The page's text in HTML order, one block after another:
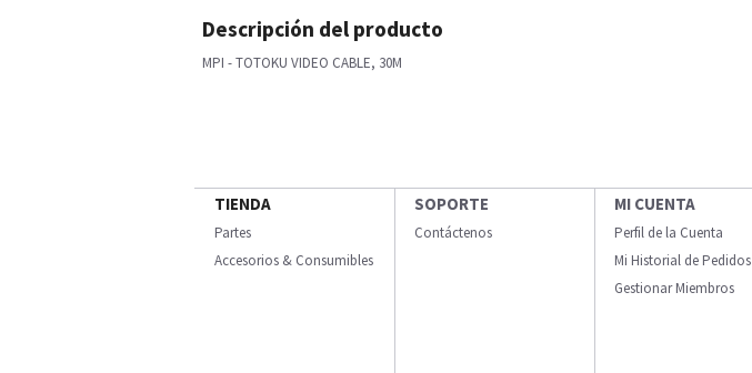
Descripción del producto
MPI - TOTOKU VIDEO CABLE, 30M
TIENDA
Partes
Accesorios & Consumibles
SOPORTE
Contáctenos
MI CUENTA
Perfil de la Cuenta
Mi Historial de Pedidos
Gestionar Miembros